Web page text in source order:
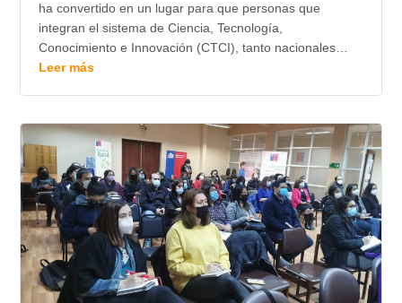
ha convertido en un lugar para que personas que
integran el sistema de Ciencia, Tecnología,
Conocimiento e Innovación (CTCI), tanto nacionales…
Leer más